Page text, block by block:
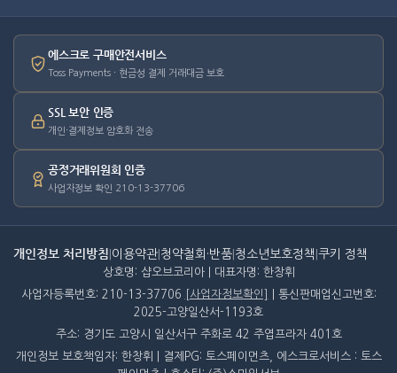
에스크로 구매안전서비스
Toss Payments · 현금성 결제 거래대금 보호
SSL 보안 인증
개인·결제정보 암호화 전송
공정거래위원회 인증
사업자정보 확인 210-13-37706
개인정보 처리방침 이용약관 청약철회·반품 청소년보호정책 쿠키 정책
상호명: 샵오브코리아 | 대표자명: 한창휘
사업자등록번호: 210-13-37706
[사업자정보확인]
| 통신판매업신고번호:
2025-고양일산서-1193호
주소: 경기도 고양시 일산서구 주화로 42 주엽프라자 401호
개인정보 보호책임자: 한창휘 | 결제PG: 토스페이먼츠, 에스크로서비스 : 토스